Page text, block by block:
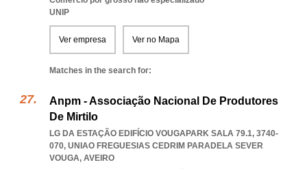
UNIP
Ver empresa Ver no Mapa
Matches in the search for:
Anpm - Associação Nacional De Produtores
De Mirtilo
LG DA ESTAÇÃO EDIFÍCIO VOUGAPARK SALA 79.1, 3740-
070, UNIAO FREGUESIAS CEDRIM PARADELA SEVER
VOUGA, AVEIRO